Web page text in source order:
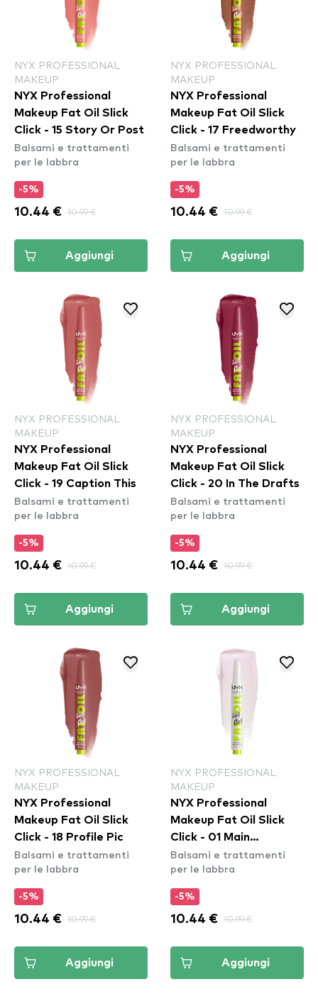
NYX PROFESSIONAL
MAKEUP
NYX Professional
Makeup Fat Oil Slick
Click - 15 Story Or Post
Balsami e trattamenti
per le labbra
-5%
10.44 € 10.99 €
Aggiungi
NYX PROFESSIONAL
MAKEUP
NYX Professional
Makeup Fat Oil Slick
Click - 17 Freedworthy
Balsami e trattamenti
per le labbra
-5%
10.44 € 10.99 €
Aggiungi
NYX PROFESSIONAL
MAKEUP
NYX Professional
Makeup Fat Oil Slick
Click - 19 Caption This
Balsami e trattamenti
per le labbra
-5%
10.44 € 10.99 €
Aggiungi
NYX PROFESSIONAL
MAKEUP
NYX Professional
Makeup Fat Oil Slick
Click - 20 In The Drafts
Balsami e trattamenti
per le labbra
-5%
10.44 € 10.99 €
Aggiungi
NYX PROFESSIONAL
MAKEUP
NYX Professional
Makeup Fat Oil Slick
Click - 18 Profile Pic
Balsami e trattamenti
per le labbra
-5%
10.44 € 10.99 €
Aggiungi
NYX PROFESSIONAL
MAKEUP
NYX Professional
Makeup Fat Oil Slick
Click - 01 Main
Character
Balsami e trattamenti
per le labbra
-5%
10.44 € 10.99 €
Aggiungi